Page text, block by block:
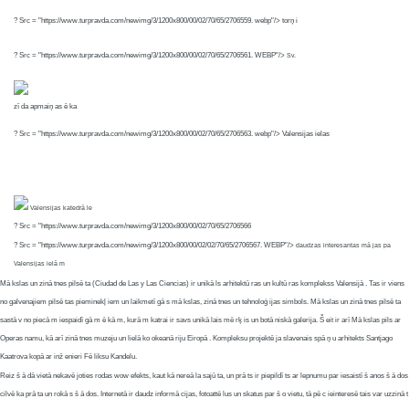
? Src = "https://www.turpravda.com/newimg/3/1200x800/00/02/70/65/2706559. webp"/> torņ i
? Src = "https://www.turpravda.com/newimg/3/1200x800/00/02/70/65/2706561. WEBP"/> Sv.
zī da apmaiņ as ē ka
? Src = "https://www.turpravda.com/newimg/3/1200x800/00/02/70/65/2706563. webp"/> Valensijas ielas
Valensijas katedrā le
? Src = "https://www.turpravda.com/newimg/3/1200x800/00/02/70/65/2706566
? Src = "https://www.turpravda.com/newimg/3/1200x800/00/02/02/70/65/2706567. WEBP"/> daudzas interesantas mā jas pa
Valensijas ielā m
Mā kslas un zinā tnes pilsē ta (Ciudad de Las y Las Ciencias) ir unikā ls arhitektū ras un kultū ras komplekss Valensijā . Tas ir viens
no galvenajiem pilsē tas pieminekļ iem un laikmetī gā s mā kslas, zinā tnes un tehnoloģ ijas simbols. Mā kslas un zinā tnes pilsē ta
sastā v no piecā m iespaidī gā m ē kā m, kurā m katrai ir savs unikā lais mē rķ is un botā niskā galerija. Š eit ir arī Mā kslas pils ar
Operas namu, kā arī zinā tnes muzeju un lielā ko okeanā riju Eiropā . Kompleksu projektē ja slavenais spā ņ u arhitekts Santjago
Kaatrova kopā ar inž enieri Fē liksu Kandelu.
Reiz š ā dā vietā nekavē joties rodas wow efekts, kaut kā nereā la sajū ta, un prā ts ir piepildī ts ar lepnumu par iesaistī š anos š ā dos
cilvē ka prā ta un rokā s š ā dos. Internetā ir daudz informā cijas, fotoattē lus un skatus par š o vietu, tā pē c ieinteresē tais var uzzinā t